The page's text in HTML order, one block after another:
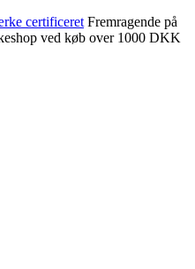
certificeret Fremragende på
ved køb over 1000 DKK